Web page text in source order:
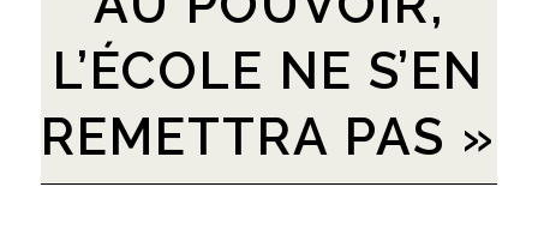
L’ÉCOLE NE S’EN
REMETTRA PAS »